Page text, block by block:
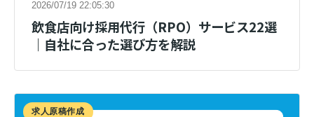
2026/07/19 22:05:30
飲食店向け採用代行（RPO）サービス22選
｜自社に合った選び方を解説
求人原稿作成